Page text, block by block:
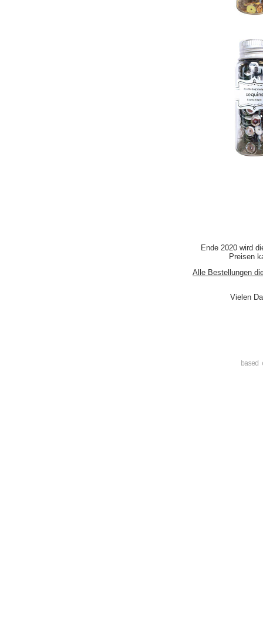
Ende 2020 wird
Preisen
Alle Bestellungen
Vielen